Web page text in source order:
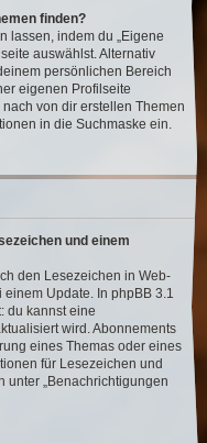
finden?
lassen, indem du „Eigene
auswählst. Alternativ
persönlichen Bereich
eigenen Profilseite
von dir erstellen Themen
in die Suchmaske ein.
und einem
den Lesezeichen in Web-
Update. In phpBB 3.1
du kannst eine
wird. Abonnements
eines Themas oder eines
für Lesezeichen und
unter „Benachrichtigungen